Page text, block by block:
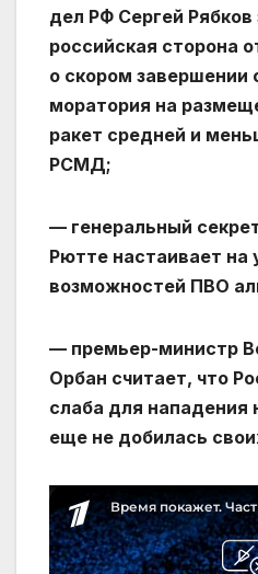
дел РФ Сергей Рябков
российская сторона
о скором завершении
моратория на
ракет средней и
РСМД;
— генеральный
Рютте настаивает на
возможностей ПВО
— премьер-министр
Орбан считает, что
слаба для нападения
еще не добилась